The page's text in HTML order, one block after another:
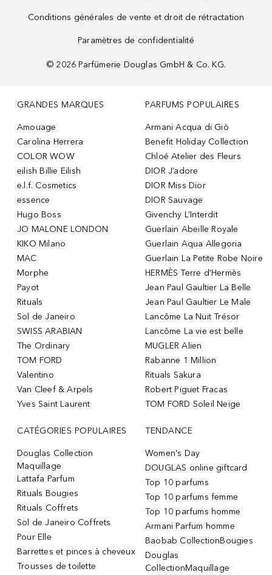
Conditions générales de vente et droit de rétractation
Paramètres de confidentialité
© 2026 Parfümerie Douglas GmbH & Co. KG.
GRANDES MARQUES
Amouage
Carolina Herrera
COLOR WOW
eilish Billie Eilish
e.l.f. Cosmetics
essence
Hugo Boss
JO MALONE LONDON
KIKO Milano
MAC
Morphe
Payot
Rituals
Sol de Janeiro
SWISS ARABIAN
The Ordinary
TOM FORD
Valentino
Van Cleef & Arpels
Yves Saint Laurent
PARFUMS POPULAIRES
Armani Acqua di Giò
Benefit Holiday Collection
Chloé Atelier des Fleurs
DIOR J’adore
DIOR Miss Dior
DIOR Sauvage
Givenchy L’Interdit
Guerlain Abeille Royale
Guerlain Aqua Allegoria
Guerlain La Petite Robe Noire
HERMÈS Terre d’Hermès
Jean Paul Gaultier La Belle
Jean Paul Gaultier Le Male
Lancôme La Nuit Trésor
Lancôme La vie est belle
MUGLER Alien
Rabanne 1 Million
Rituals Sakura
Robert Piguet Fracas
TOM FORD Soleil Neige
CATÉGORIES POPULAIRES
Douglas Collection
Maquillage
Lattafa Parfum
Rituals Bougies
Rituals Coffrets
Sol de Janeiro Coffrets
Pour Elle
Barrettes et pinces à cheveux
Trousses de toilette
TENDANCE
Women's Day
DOUGLAS online giftcard
Top 10 parfums
Top 10 parfums femme
Top 10 parfums homme
Armani Parfum homme
Baobab CollectionBougies
Douglas
CollectionMaquillage